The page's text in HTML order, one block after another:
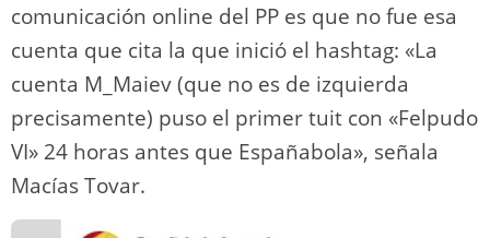
comunicación online del PP es que no fue esa
cuenta que cita la que inició el hashtag: «La
cuenta M_Maiev (que no es de izquierda
precisamente) puso el primer tuit con «Felpudo
VI» 24 horas antes que Españabola», señala
Macías Tovar.